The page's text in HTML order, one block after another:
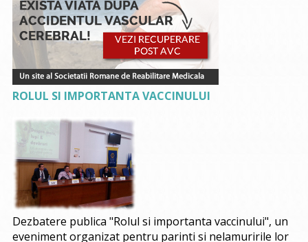
ROLUL SI IMPORTANTA VACCINULUI
Dezbatere publica "Rolul si importanta vaccinului", un
eveniment organizat pentru parinti si nelamuririle lor